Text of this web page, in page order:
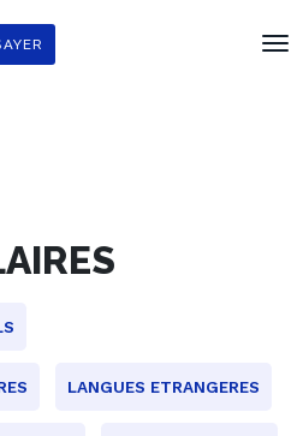
LANGUES ETRANGERES